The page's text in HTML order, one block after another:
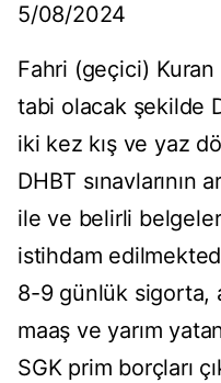
5/08/2024
Fahri (geçici) Kuran
tabi olacak şekilde
iki kez kış ve yaz
DHBT sınavlarının
ile ve belirli
istihdam
8-9 günlük sigorta,
maaş ve yarım
SGK prim borçları